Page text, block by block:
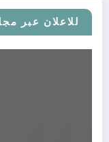
للاعلان عبر